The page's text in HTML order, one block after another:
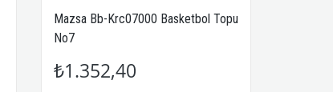
Mazsa Bb-Krc07000 Basketbol Topu
No7
₺1.352,40